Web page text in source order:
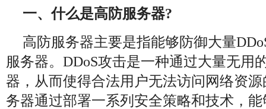
一、什么是高防服务器?
高防服务器主要是指能够防御大量
服务器。DDoS攻击是一种通过大量无用
器，从而使得合法用户无法访问网络资
务器通过部署一系列安全策略和技术，